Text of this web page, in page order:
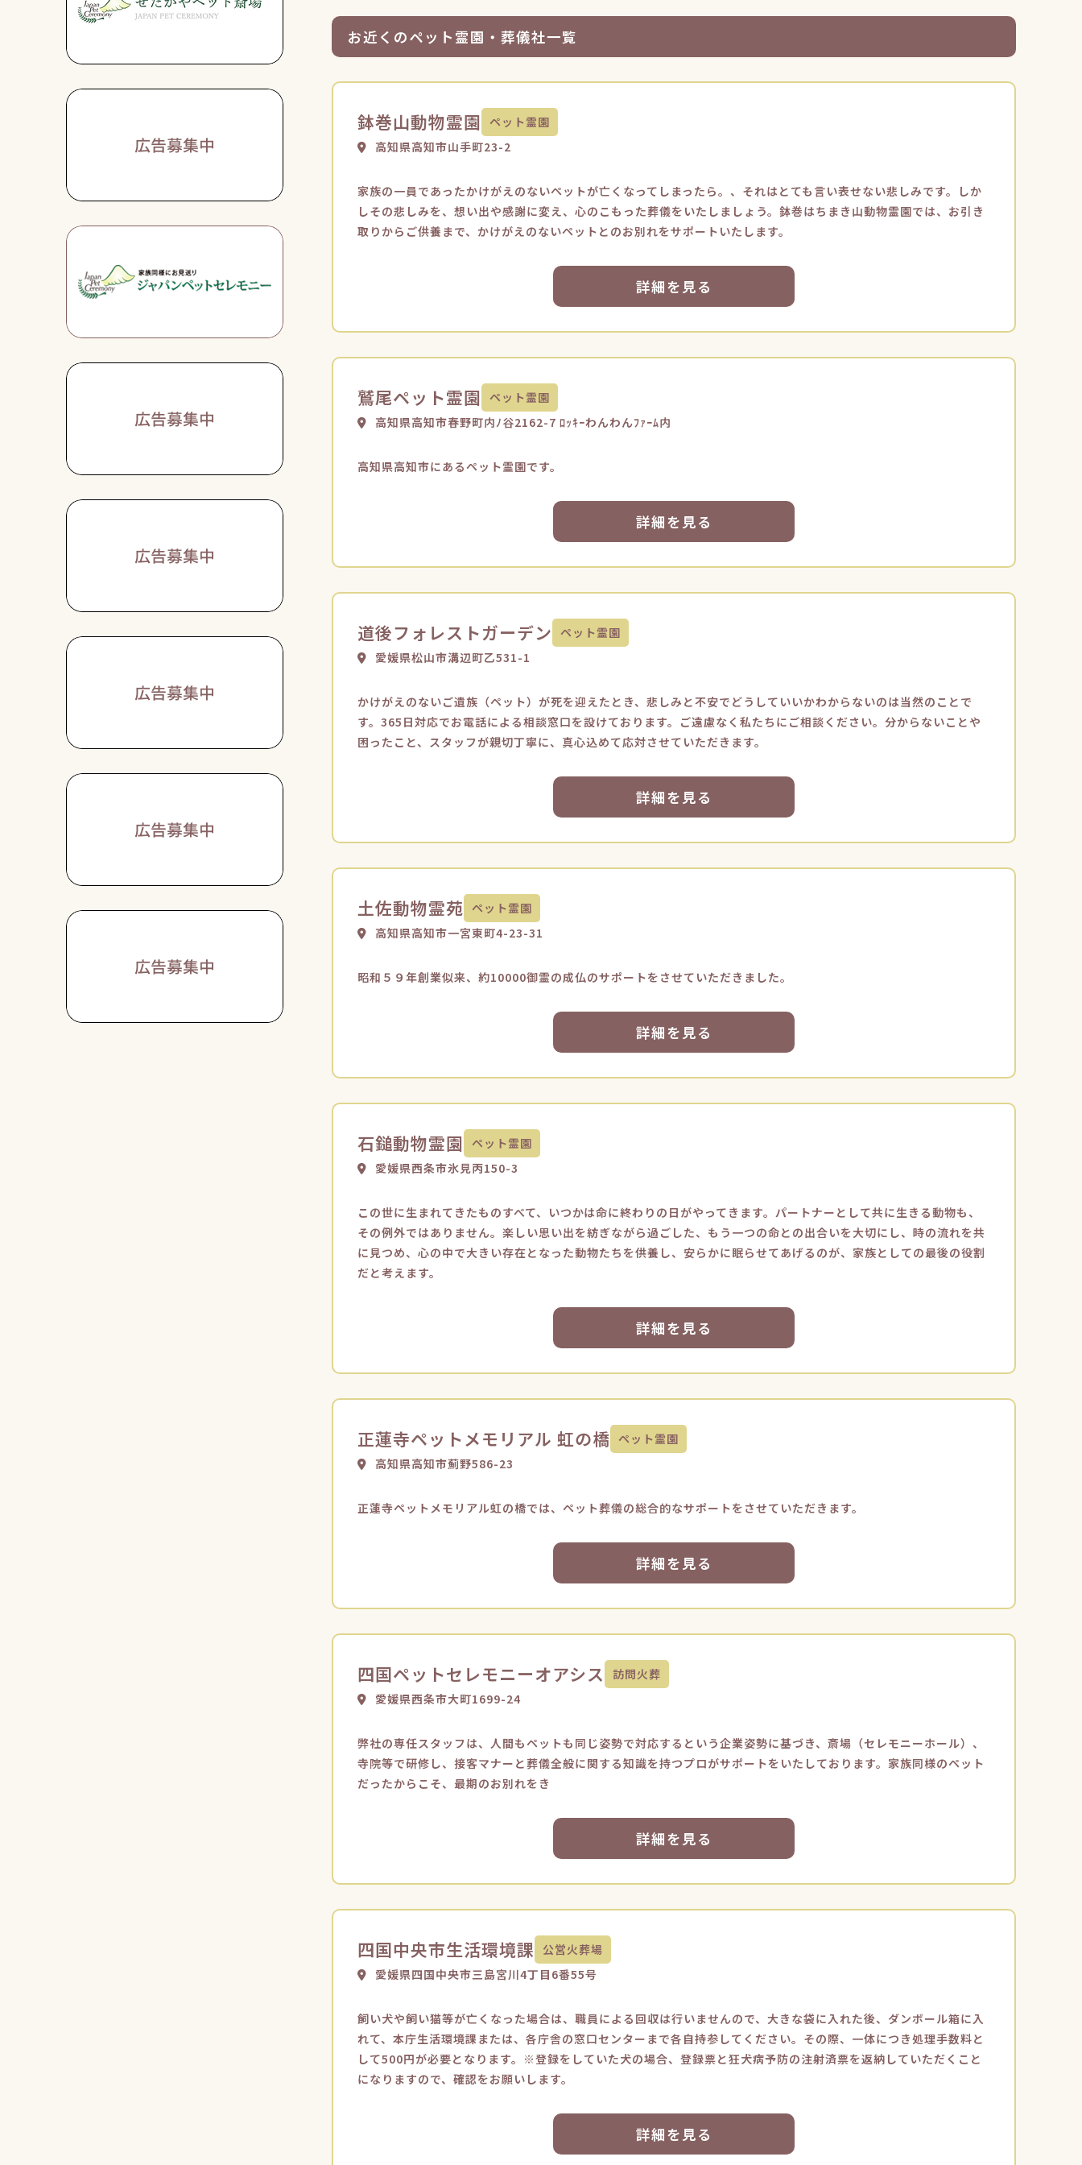
お近くのペット霊園・葬儀社一覧
鉢巻山動物霊園
ペット霊園
高知県高知市山手町23-2
家族の一員であったかけがえのないペットが亡くなってしまったら。、それはとても言い表せない悲しみです。しか
しその悲しみを、想い出や感謝に変え、心のこもった葬儀をいたしましょう。鉢巻はちまき山動物霊園では、お引き
取りからご供養まで、かけがえのないペットとのお別れをサポートいたします。
詳細を見る
鷲尾ペット霊園
ペット霊園
高知県高知市春野町内ﾉ谷2162-7 ﾛｯｷｰわんわんﾌｧｰﾑ内
高知県高知市にあるペット霊園です。
詳細を見る
道後フォレストガーデン
ペット霊園
愛媛県松山市溝辺町乙531-1
かけがえのないご遺族（ペット）が死を迎えたとき、悲しみと不安でどうしていいかわからないのは当然のことで
す。365日対応でお電話による相談窓口を設けております。ご遠慮なく私たちにご相談ください。分からないことや
困ったこと、スタッフが親切丁寧に、真心込めて応対させていただきます。
詳細を見る
土佐動物霊苑 ペット霊園
高知県高知市一宮東町4-23-31
昭和５９年創業似来、約10000御霊の成仏のサポートをさせていただきました。
詳細を見る
石鎚動物霊園
ペット霊園
愛媛県西条市氷見丙150-3
この世に生まれてきたものすべて、いつかは命に終わりの日がやってきます。パートナーとして共に生きる動物も、
その例外ではありません。楽しい思い出を紡ぎながら過ごした、もう一つの命との出合いを大切にし、時の流れを共
に見つめ、心の中で大きい存在となった動物たちを供養し、安らかに眠らせてあげるのが、家族としての最後の役割
だと考えます。
詳細を見る
正蓮寺ペットメモリアル 虹の橋 ペット霊園
高知県高知市薊野586-23
正蓮寺ペットメモリアル虹の橋では、ペット葬儀の総合的なサポートをさせていただきます。
詳細を見る
四国ペットセレモニーオアシス
訪問火葬
愛媛県西条市大町1699-24
弊社の専任スタッフは、人間もペットも同じ姿勢で対応するという企業姿勢に基づき、斎場（セレモニーホール）、
寺院等で研修し、接客マナーと葬儀全般に関する知識を持つプロがサポートをいたしております。家族同様のペット
だったからこそ、最期のお別れをき
詳細を見る
四国中央市生活環境課
公営火葬場
愛媛県四国中央市三島宮川4丁目6番55号
飼い犬や飼い猫等が亡くなった場合は、職員による回収は行いませんので、大きな袋に入れた後、ダンボール箱に入
れて、本庁生活環境課または、各庁舎の窓口センターまで各自持参してください。その際、一体につき処理手数料と
して500円が必要となります。※登録をしていた犬の場合、登録票と狂犬病予防の注射済票を返納していただくこと
になりますので、確認をお願いします。
詳細を見る